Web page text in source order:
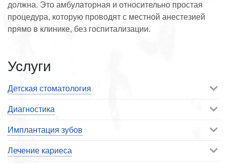
должна. Это амбулаторная и относительно простая
процедура, которую проводят с местной анестезией
прямо в клинике, без госпитализации.
Услуги
Детская стоматология
Диагностика
Имплантация зубов
Лечение кариеса